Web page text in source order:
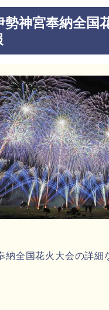
勢神宮奉納全国
納全国花火大会の詳細